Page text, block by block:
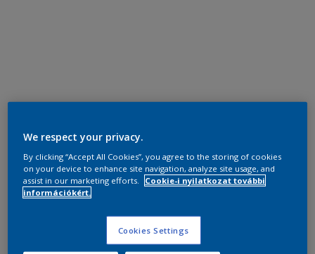
We respect your privacy.
By clicking “Accept All Cookies”, you agree to the storing of cookies
on your device to enhance site navigation, analyze site usage, and
assist in our marketing efforts.
Cookie-i nyilatkozat további
információkért.
Cookies Settings